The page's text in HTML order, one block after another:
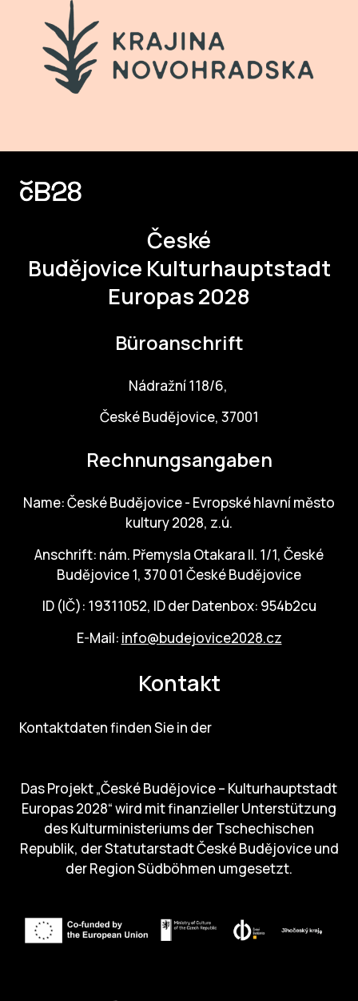
České
Budějovice Kulturhauptstadt
Europas 2028
Büroanschrift
Nádražní 118/6,
České Budějovice, 37001
Rechnungsangaben
Name: České Budějovice - Evropské hlavní město
kultury 2028, z.ú.
Anschrift: nám. Přemysla Otakara II. 1/1, České
Budějovice 1, 370 01 České Budějovice
ID (IČ): 19311052, ID der Datenbox: 954b2cu
E-Mail: info@budejovice2028.cz
Kontakt
Kontaktdaten finden Sie in der
Das Projekt „České Budějovice – Kulturhauptstadt
Europas 2028“ wird mit finanzieller Unterstützung
des Kulturministeriums der Tschechischen
Republik, der Statutarstadt České Budějovice und
der Region Südböhmen umgesetzt.